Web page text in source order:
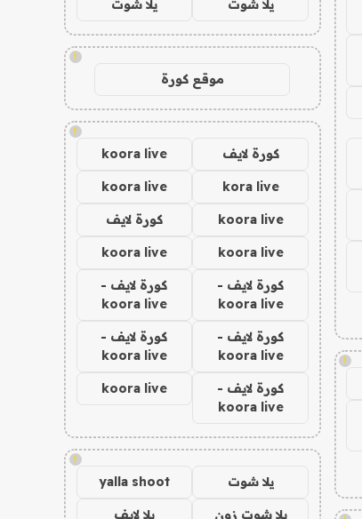
!
يلا شوت يلا شوت
!
موقع كورة
!
كورة لايف koora live
kora live
koora live
koora live كورة لايف
koora live
koora live
كورة لايف -
koora live
كورة لايف -
koora live
كورة لايف -
koora live
كورة لايف -
koora live
كورة لايف -
koora live
koora live
!
يلا شوت yalla shoot
يلا شوت زون يلا لايف